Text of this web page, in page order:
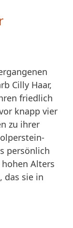
Cilly Haar,
friedlich
knapp vier
zu ihrer
persönlich
Alters
das sie in